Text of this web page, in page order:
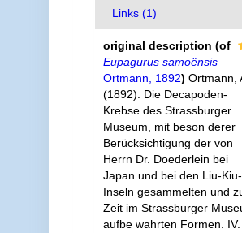
Links (1)
original description (of
Eupagurus samoënsis
Ortmann, 1892) Ortmann,
(1892). Die Decapoden-
Krebse des Strassburger
Museum, mit beson derer
Berücksichtigung der von
Herrn Dr. Doederlein bei
Japan und bei den Liu-Kiu-
Inseln gesammelten und
Zeit im Strassburger
aufbe wahrten Formen. IV.